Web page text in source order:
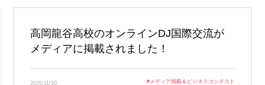
高岡龍谷高校のオンラインDJ国際交流が
メディアに掲載されました！
2025/11/30 #メディア掲載＆ビジネスコンテスト